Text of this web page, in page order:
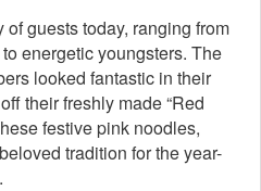
guests today, ranging from
energetic youngsters. The
looked fantastic in their
their freshly made “Red
festive pink noodles,
tradition for the year-